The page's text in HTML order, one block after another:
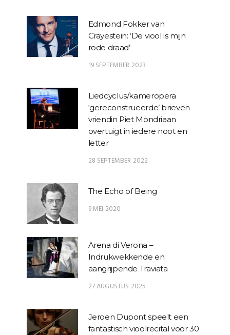
Edmond Fokker van
Crayestein: ‘De viool is mijn
rode draad’
19 SEPTEMBER 2023
Liedcyclus/kameropera
‘gereconstrueerde’ brieven
vriendin Piet Mondriaan
overtuigt in iedere noot en
letter
28 SEPTEMBER 2022
The Echo of Being
9 MEI 2020
Arena di Verona –
Indrukwekkende en
aangrijpende Traviata
27 AUGUSTUS 2025
Jeroen Dupont speelt een
fantastisch vioolrecital voor 30